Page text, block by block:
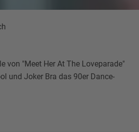
von "Meet Her At The Loveparade"
und Joker Bra das 90er Dance-